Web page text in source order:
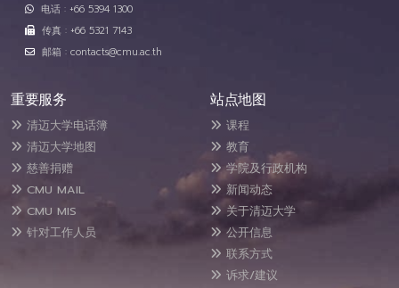
电话 : +66 5394 1300
传真 : +66 5321 7143
邮箱 : contacts@cmu.ac.th
重要服务
清迈大学电话簿
清迈大学地图
慈善捐赠
CMU MAIL
CMU MIS
针对工作人员
站点地图
课程
教育
学院及行政机构
新闻动态
关于清迈大学
公开信息
联系方式
诉求/建议